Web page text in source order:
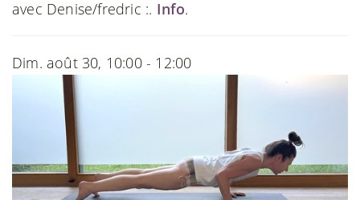
avec Denise/fredric :. Info.
Dim. août 30, 10:00 - 12:00